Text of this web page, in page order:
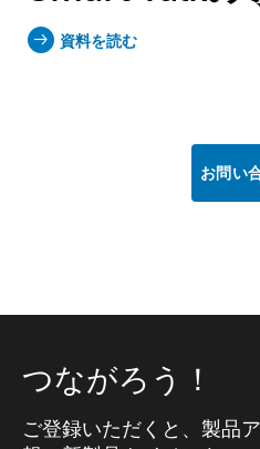
資料を読む
お問い
つながろう！
ご登録いただくと、製品